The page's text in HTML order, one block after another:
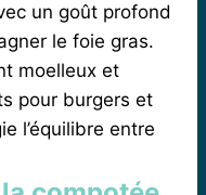
un goût profond
le foie gras.
moelleux et
pour burgers et
l’équilibre entre